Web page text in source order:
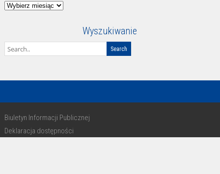
Archiwum
Wyszukiwanie
Biuletyn Informacji Publicznej
Deklaracja dostępności